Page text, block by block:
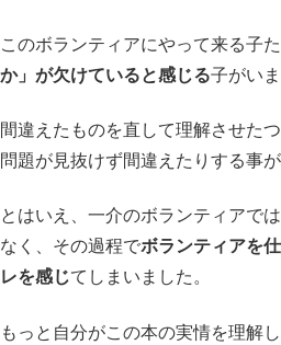
このボランティアにやって来る子
か」が欠けていると感じる子がいま
間違えたものを直して理解させた
問題が見抜けず間違えたりする事が
とはいえ、一介のボランティアで
なく、その過程でボランティアを
レを感じてしまいました。
もっと自分がこの本の実情を理解